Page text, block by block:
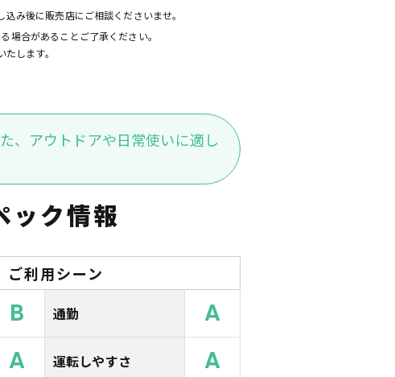
み後に販売店にご相談くださいませ。
合があることご了承ください。
します。
、アウトドアや日常使いに適し
ック情報
ご利用シーン
B 通勤 A
A 運転しやすさ A